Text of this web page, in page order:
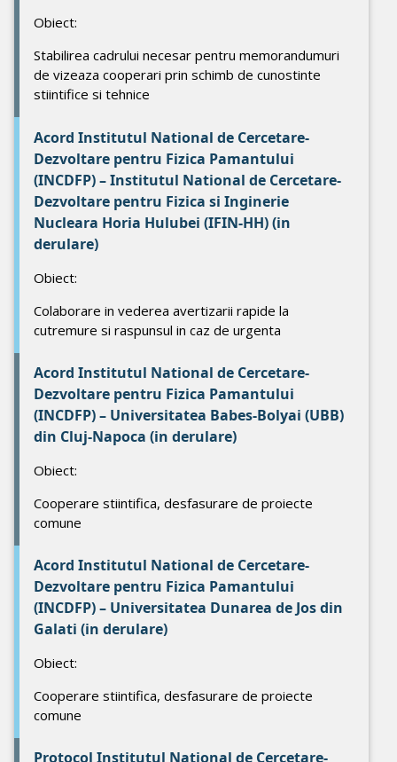
Obiect:
Stabilirea cadrului necesar pentru memorandumuri
de vizeaza cooperari prin schimb de cunostinte
stiintifice si tehnice
Acord Institutul National de Cercetare-
Dezvoltare pentru Fizica Pamantului
(INCDFP) – Institutul National de Cercetare-
Dezvoltare pentru Fizica si Inginerie
Nucleara Horia Hulubei (IFIN-HH) (in
derulare)
Obiect:
Colaborare in vederea avertizarii rapide la
cutremure si raspunsul in caz de urgenta
Acord Institutul National de Cercetare-
Dezvoltare pentru Fizica Pamantului
(INCDFP) – Universitatea Babes-Bolyai (UBB)
din Cluj-Napoca (in derulare)
Obiect:
Cooperare stiintifica, desfasurare de proiecte
comune
Acord Institutul National de Cercetare-
Dezvoltare pentru Fizica Pamantului
(INCDFP) – Universitatea Dunarea de Jos din
Galati (in derulare)
Obiect:
Cooperare stiintifica, desfasurare de proiecte
comune
Protocol Institutul National de Cercetare-